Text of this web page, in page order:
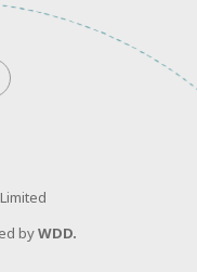
byWDD.